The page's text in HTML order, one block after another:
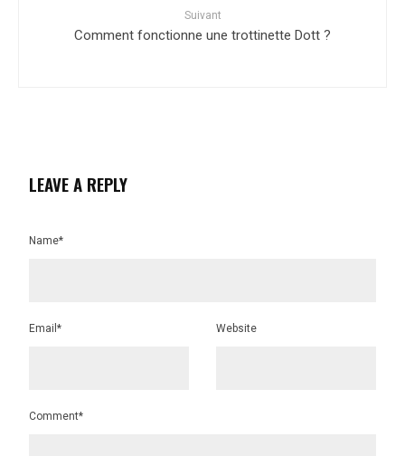
Suivant
Comment fonctionne une trottinette Dott ?
LEAVE A REPLY
Name*
Email* Website
Comment*